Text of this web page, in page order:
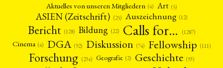
(75) Sozialwissenschaften (4) Sprache (36) Sprachkurse
Stellenausschreibung (661) Stipendium (53) Studium (21)
Summer School Symposium Tagung (500)
Umwelt (45) Veranstaltung (788) Webinar (28) Wirtschaft (199)
Workshop (126)
MITGLIEDSCHAFT
Aktuelles von unseren Mitgliedern (4) Art (5)
ASIEN (Zeitschrift) (25) Auszeichnung (12)
Bericht (128) Bildung (22) Calls for… (1287)
Cinema (4) DGA (92) Diskussion (74) Fellowship (111)
Forschung (234) Geografie (2) Geschichte (93)